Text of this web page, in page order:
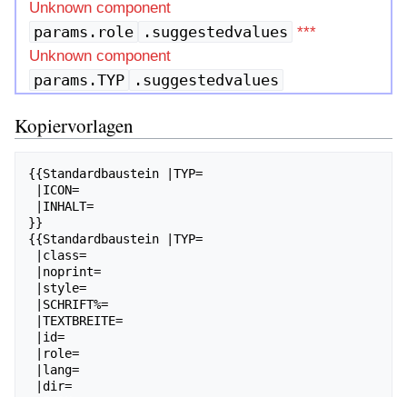
Unknown component
params.role .suggestedvalues ***
Unknown component
params.TYP .suggestedvalues
Kopiervorlagen
{{Standardbaustein |TYP=
}}
{{Standardbaustein |TYP=